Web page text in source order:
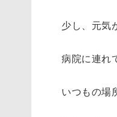
少し、元気
病院に連れ
いつもの場